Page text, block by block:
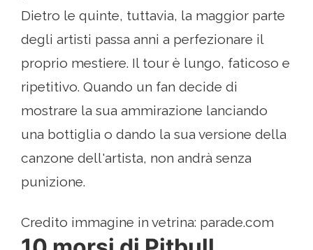
Dietro le quinte, tuttavia, la maggior parte
degli artisti passa anni a perfezionare il
proprio mestiere. Il tour è lungo, faticoso e
ripetitivo. Quando un fan decide di
mostrare la sua ammirazione lanciando
una bottiglia o dando la sua versione della
canzone dell'artista, non andrà senza
punizione.
Credito immagine in vetrina: parade.com